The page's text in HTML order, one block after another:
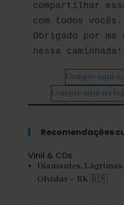
compartilhar
com todos vocês.
Obrigado por me
nessa caminhada!
Compre aqui
Compre aqui na
Recomendações
Vinil & CDs
Diamantes,
Olvidar – BK🇧🇷